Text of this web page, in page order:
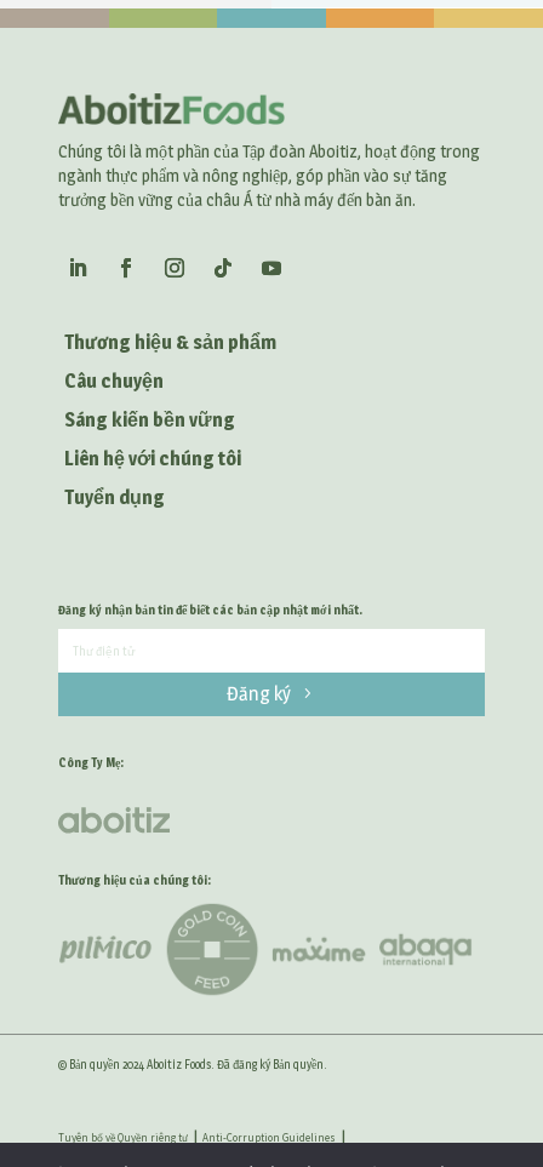
Chúng tôi là một phần của Tập đoàn Aboitiz, hoạt động trong
ngành thực phẩm và nông nghiệp, góp phần vào sự tăng
trưởng bền vững của châu Á từ nhà máy đến bàn ăn.
Thương hiệu & sản phẩm
Câu chuyện
Sáng kiến bền vững
Liên hệ với chúng tôi
Tuyển dụng
Đăng ký nhận bản tin để biết các bản cập nhật mới nhất.
Đăng ký
Công Ty Mẹ:
Thương hiệu của chúng tôi:
© Bản quyền 2024 Aboitiz Foods. Đã đăng ký Bản quyền.
Tuyên bố về Quyền riêng tư Anti-Corruption Guidelines